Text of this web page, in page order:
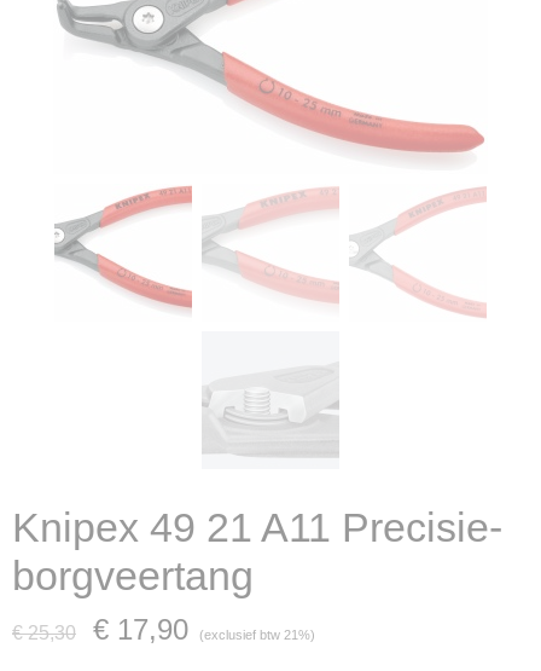
Knipex 49 21 A11 Precisie-
borgveertang
€ 25,30 € 17,90 (exclusief btw 21%)